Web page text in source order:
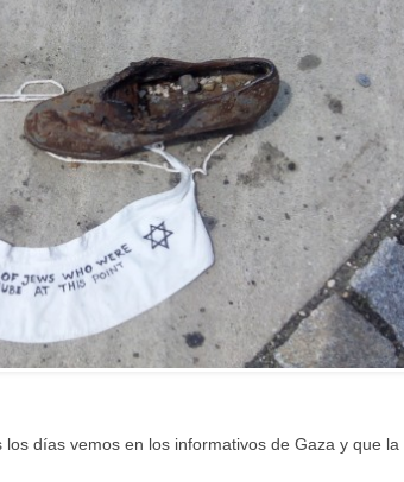
días vemos en los informativos de Gaza y que la